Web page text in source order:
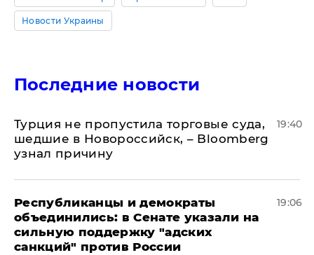
Новости Украины
Последние новости
Турция не пропустила торговые суда,
шедшие в Новороссийск, – Bloomberg
узнал причину
19:40
Республиканцы и демократы
объединились: в Сенате указали на
сильную поддержку "адских
санкций" против России
19:06